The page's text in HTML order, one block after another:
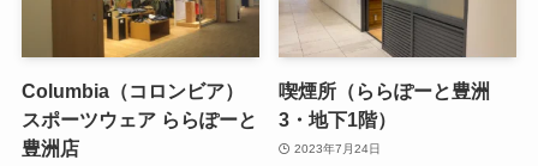
Columbia（コロンビア）
スポーツウェア ららぽーと
豊洲店
喫煙所（ららぽーと豊洲
3・地下1階）
2023年7月24日